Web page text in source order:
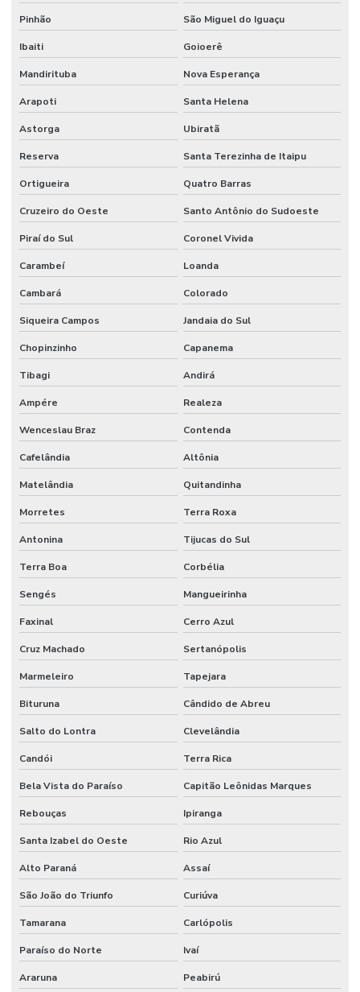
Pinhão São Miguel do Iguaçu
Ibaiti Goioerê
Mandirituba Nova Esperança
Arapoti Santa Helena
Astorga Ubiratã
Reserva Santa Terezinha de Itaipu
Ortigueira Quatro Barras
Cruzeiro do Oeste Santo Antônio do Sudoeste
Piraí do Sul Coronel Vivida
Carambeí Loanda
Cambará Colorado
Siqueira Campos Jandaia do Sul
Chopinzinho Capanema
Tibagi Andirá
Ampére Realeza
Wenceslau Braz Contenda
Cafelândia Altônia
Matelândia Quitandinha
Morretes Terra Roxa
Antonina Tijucas do Sul
Terra Boa Corbélia
Sengés Mangueirinha
Faxinal Cerro Azul
Cruz Machado Sertanópolis
Marmeleiro Tapejara
Bituruna Cândido de Abreu
Salto do Lontra Clevelândia
Candói Terra Rica
Bela Vista do Paraíso Capitão Leônidas Marques
Rebouças Ipiranga
Santa Izabel do Oeste Rio Azul
Alto Paraná Assaí
São João do Triunfo Curiúva
Tamarana Carlópolis
Paraíso do Norte Ivaí
Araruna Peabirú